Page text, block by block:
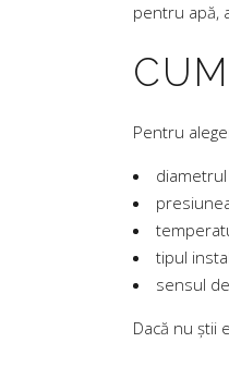
pentru apă,
Pentru
tipul
sensul
Dacă nu știi